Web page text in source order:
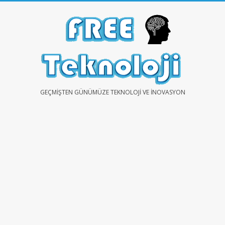
FREEGEÇMIŞTEN GÜNÜMÜZE TEKNOLOJI VE İNOVASYON